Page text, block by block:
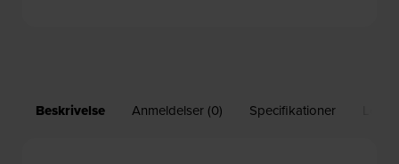
Beskrivelse Anmeldelser (0) Specifikationer